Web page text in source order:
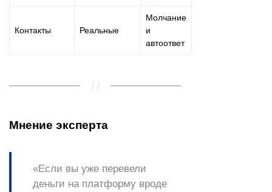
Контакты Реальные
Молчание
и
автоответ
Мнение эксперта
«Если вы уже перевели
деньги на платформу вроде